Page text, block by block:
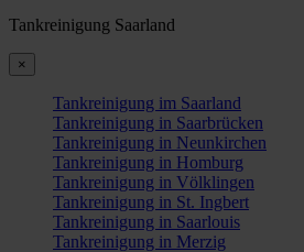
Tankreinigung Saarland
×
Tankreinigung im Saarland
Tankreinigung in Saarbrücken
Tankreinigung in Neunkirchen
Tankreinigung in Homburg
Tankreinigung in Völklingen
Tankreinigung in St. Ingbert
Tankreinigung in Saarlouis
Tankreinigung in Merzig